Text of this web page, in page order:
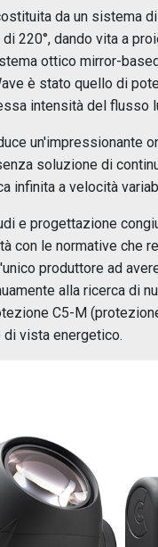
da un sistema
220°, dando vita a
ottico mirror-
è stato quello di
intensità del flusso
un'impressionante
soluzione di
infinita a velocità
e progettazione
con le normative che
produttore ad
alla ricerca di
C5-M
vista energetico.